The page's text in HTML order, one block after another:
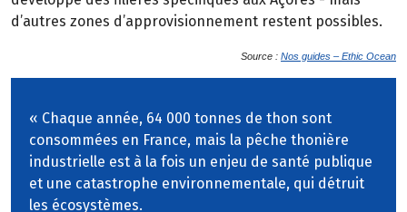
d’autres zones d’approvisionnement restent possibles.
Source : Nos guides – Ethic Ocean
« Chaque année, 64 000 tonnes de thon sont
consommées en France, mais la pêche thonière
industrielle est à la fois un enjeu de santé publique
et une catastrophe environnementale, qui détruit
les écosystèmes.